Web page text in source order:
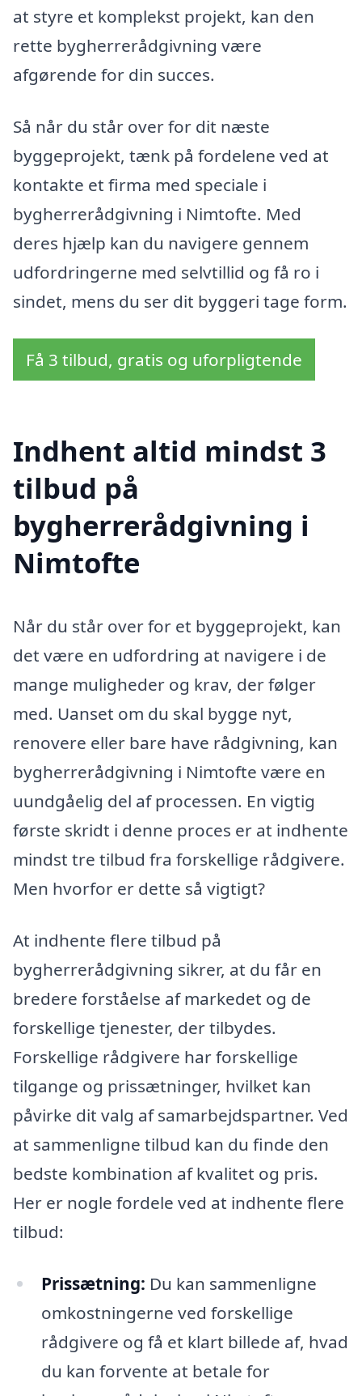
at styre et komplekst projekt, kan den
rette bygherrerådgivning være
afgørende for din succes.
Så når du står over for dit næste
byggeprojekt, tænk på fordelene ved at
kontakte et firma med speciale i
bygherrerådgivning i Nimtofte. Med
deres hjælp kan du navigere gennem
udfordringerne med selvtillid og få ro i
sindet, mens du ser dit byggeri tage form.
Få 3 tilbud, gratis og uforpligtende
Indhent altid mindst 3
tilbud på
bygherrerådgivning i
Nimtofte
Når du står over for et byggeprojekt, kan
det være en udfordring at navigere i de
mange muligheder og krav, der følger
med. Uanset om du skal bygge nyt,
renovere eller bare have rådgivning, kan
bygherrerådgivning i Nimtofte være en
uundgåelig del af processen. En vigtig
første skridt i denne proces er at indhente
mindst tre tilbud fra forskellige rådgivere.
Men hvorfor er dette så vigtigt?
At indhente flere tilbud på
bygherrerådgivning sikrer, at du får en
bredere forståelse af markedet og de
forskellige tjenester, der tilbydes.
Forskellige rådgivere har forskellige
tilgange og prissætninger, hvilket kan
påvirke dit valg af samarbejdspartner. Ved
at sammenligne tilbud kan du finde den
bedste kombination af kvalitet og pris.
Her er nogle fordele ved at indhente flere
tilbud:
Prissætning: Du kan sammenligne
omkostningerne ved forskellige
rådgivere og få et klart billede af, hvad
du kan forvente at betale for